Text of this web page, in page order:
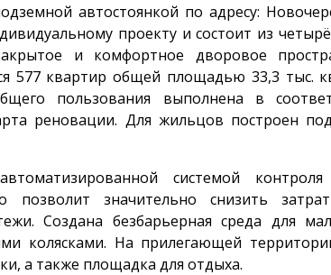
автостоянкой по адресу:
проекту и состоит из
и комфортное дворовое
577 квартир общей площадью 33,3 тыс.
пользования выполнена в
реновации. Для жильцов построен
системой
позволит значительно снизить
Создана безбарьерная среда для
колясками. На прилегающей
а также площадка для отдыха.